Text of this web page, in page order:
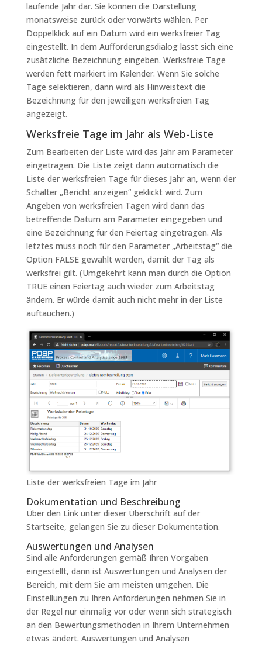
laufende Jahr dar. Sie können die Darstellung
monatsweise zurück oder vorwärts wählen. Per
Doppelklick auf ein Datum wird ein werksfreier Tag
eingestellt. In dem Aufforderungsdialog lässt sich eine
zusätzliche Bezeichnung eingeben. Werksfreie Tage
werden fett markiert im Kalender. Wenn Sie solche
Tage selektieren, dann wird als Hinweistext die
Bezeichnung für den jeweiligen werksfreien Tag
angezeigt.
Werksfreie Tage im Jahr als Web-Liste
Zum Bearbeiten der Liste wird das Jahr am Parameter
eingetragen. Die Liste zeigt dann automatisch die
Liste der werksfreien Tage für dieses Jahr an, wenn der
Schalter „Bericht anzeigen“ geklickt wird. Zum
Angeben von werksfreien Tagen wird dann das
betreffende Datum am Parameter eingegeben und
eine Bezeichnung für den Feiertag eingetragen. Als
letztes muss noch für den Parameter „Arbeitstag“ die
Option FALSE gewählt werden, damit der Tag als
werksfrei gilt. (Umgekehrt kann man durch die Option
TRUE einen Feiertag auch wieder zum Arbeitstag
ändern. Er würde damit auch nicht mehr in der Liste
auftauchen.)
Liste der werksfreien Tage im Jahr
Dokumentation und Beschreibung
Über den Link unter dieser Überschrift auf der
Startseite, gelangen Sie zu dieser Dokumentation.
Auswertungen und Analysen
Sind alle Anforderungen gemäß Ihren Vorgaben
eingestellt, dann ist Auswertungen und Analysen der
Bereich, mit dem Sie am meisten umgehen. Die
Einstellungen zu Ihren Anforderungen nehmen Sie in
der Regel nur einmalig vor oder wenn sich strategisch
an den Bewertungsmethoden in Ihrem Unternehmen
etwas ändert. Auswertungen und Analysen